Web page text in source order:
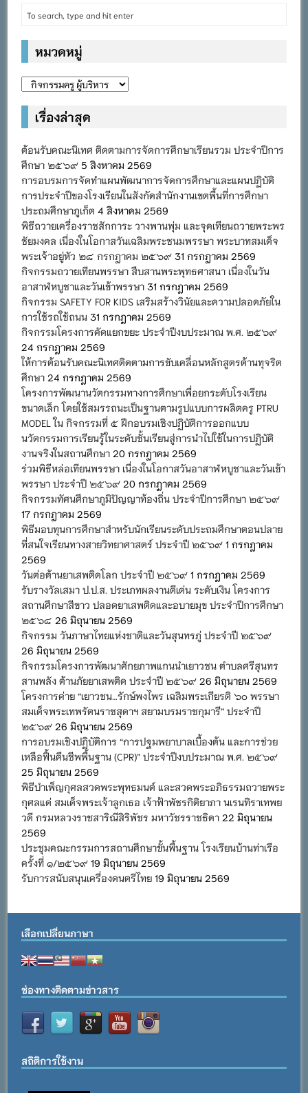
หมวดหมู่
หมวด
เรื่องล่าสุด
ต้อนรับคณะนิเทศ ติดตามการจัดการศึกษาเรียนรวม ประจำปีการ
ศึกษา ๒๕๖๙ 5 สิงหาคม 2569
การอบรมการจัดทำแผนพัฒนาการจัดการศึกษาและแผนปฏิบัติ
การประจำปีของโรงเรียนในสังกัดสำนักงานเขตพื้นที่การศึกษา
ประถมศึกษาภูเก็ต 4 สิงหาคม 2569
พิธีถวายเครื่องราชสักการะ วางพานพุ่ม และจุดเทียนถวายพระพร
ชัยมงคล เนื่องในโอกาสวันเฉลิมพระชนมพรรษา พระบาทสมเด็จ
พระเจ้าอยู่หัว ๒๘ กรกฎาคม ๒๕๖๙ 31 กรกฎาคม 2569
กิจกรรมถวายเทียนพรรษา สืบสานพระพุทธศาสนา เนื่องในวัน
อาสาฬหบูชาและวันเข้าพรรษา 31 กรกฎาคม 2569
กิจกรรม SAFETY FOR KIDS เสริมสร้างวินัยและความปลอดภัยใน
การใช้รถใช้ถนน 31 กรกฎาคม 2569
กิจกรรมโครงการคัดแยกขยะ ประจำปีงบประมาณ พ.ศ. ๒๕๖๙
24 กรกฎาคม 2569
ให้การต้อนรับคณะนิเทศติดตามการขับเคลื่อนหลักสูตรต้านทุจริต
ศึกษา 24 กรกฎาคม 2569
โครงการพัฒนานวัตกรรมทางการศึกษาเพื่อยกระดับโรงเรียน
ขนาดเล็ก โดยใช้สมรรถนะเป็นฐานตามรูปแบบการผลิตครู PTRU
MODEL ใน กิจกรรมที่ ๕ ฝึกอบรมเชิงปฏิบัติการออกแบบ
นวัตกรรมการเรียนรู้ในระดับชั้นเรียนสู่การนำไปใช้ในการปฏิบัติ
งานจริงในสถานศึกษา 20 กรกฎาคม 2569
ร่วมพิธีหล่อเทียนพรรษา เนื่องในโอกาสวันอาสาฬหบูชาและวันเข้า
พรรษา ประจำปี ๒๕๖๙ 20 กรกฎาคม 2569
กิจกรรมทัศนศึกษาภูมิปัญญาท้องถิ่น ประจำปีการศึกษา ๒๕๖๙
17 กรกฎาคม 2569
พิธีมอบทุนการศึกษาสำหรับนักเรียนระดับประถมศึกษาตอนปลาย
ที่สนใจเรียนทางสายวิทยาศาสตร์ ประจำปี ๒๕๖๙ 1 กรกฎาคม
2569
วันต่อต้านยาเสพติดโลก ประจำปี ๒๕๖๙ 1 กรกฎาคม 2569
รับรางวัลเสมา ป.ป.ส. ประเภทผลงานดีเด่น ระดับเงิน โครงการ
สถานศึกษาสีขาว ปลอดยาเสพติดและอบายมุข ประจำปีการศึกษา
๒๕๖๘ 26 มิถุนายน 2569
กิจกรรม วันภาษาไทยแห่งชาติและวันสุนทรภู่ ประจำปี ๒๕๖๙
26 มิถุนายน 2569
กิจกรรมโครงการพัฒนาศักยภาพแกนนำเยาวชน ตำบลศรีสุนทร
สานพลัง ต้านภัยยาเสพติด ประจำปี ๒๕๖๙ 26 มิถุนายน 2569
โครงการค่าย “เยาวชน…รักษ์พงไพร เฉลิมพระเกียรติ ๖๐ พรรษา
สมเด็จพระเทพรัตนราชสุดาฯ สยามบรมราชกุมารี” ประจำปี
๒๕๖๙ 26 มิถุนายน 2569
การอบรมเชิงปฏิบัติการ “การปฐมพยาบาลเบื้องต้น และการช่วย
เหลือฟื้นคืนชีพพื้นฐาน (CPR)” ประจำปีงบประมาณ พ.ศ. ๒๕๖๙
25 มิถุนายน 2569
พิธีบำเพ็ญกุศลสวดพระพุทธมนต์ และสวดพระอภิธรรมถวายพระ
กุศลแด่ สมเด็จพระเจ้าลูกเธอ เจ้าฟ้าพัชรกิติยาภา นเรนทิราเทพย
วดี กรมหลวงราชสาริณีสิริพัชร มหาวัชรราชธิดา 22 มิถุนายน
2569
ประชุมคณะกรรมการสถานศึกษาขั้นพื้นฐาน โรงเรียนบ้านท่าเรือ
ครั้งที่ ๑/๒๕๖๙ 19 มิถุนายน 2569
รับการสนับสนุนเครื่องดนตรีไทย 19 มิถุนายน 2569
เลือกเปลี่ยนภาษา
ช่องทางติดตามข่าวสาร
สถิติการใช้งาน